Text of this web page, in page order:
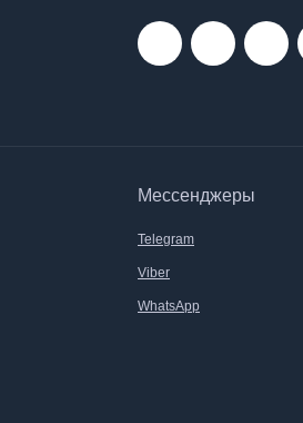
Мессенджеры
Telegram
Viber
WhatsApp